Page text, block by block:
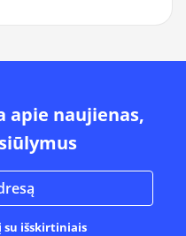
apie naujienas,
išskirtiniais